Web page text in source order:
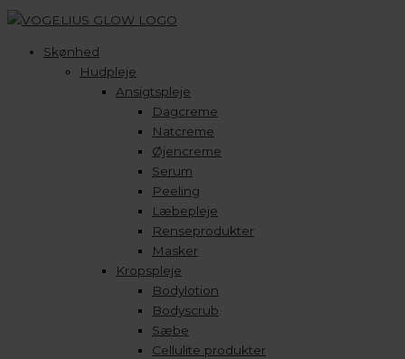
Skønhed
Hudpleje
Ansigtspleje
Dagcreme
Natcreme
Øjencreme
Serum
Peeling
Læbepleje
Renseprodukter
Masker
Kropspleje
Bodylotion
Bodyscrub
Sæbe
Cellulite produkter